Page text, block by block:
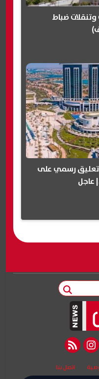
وتنقلات ضباط
دولار.. أول تعليق رسمي على
عاجل
instagram
rss feed
اتصل بنا